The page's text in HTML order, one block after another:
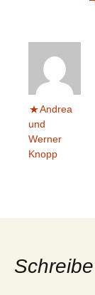
Andrea
und
Werner
Knopp